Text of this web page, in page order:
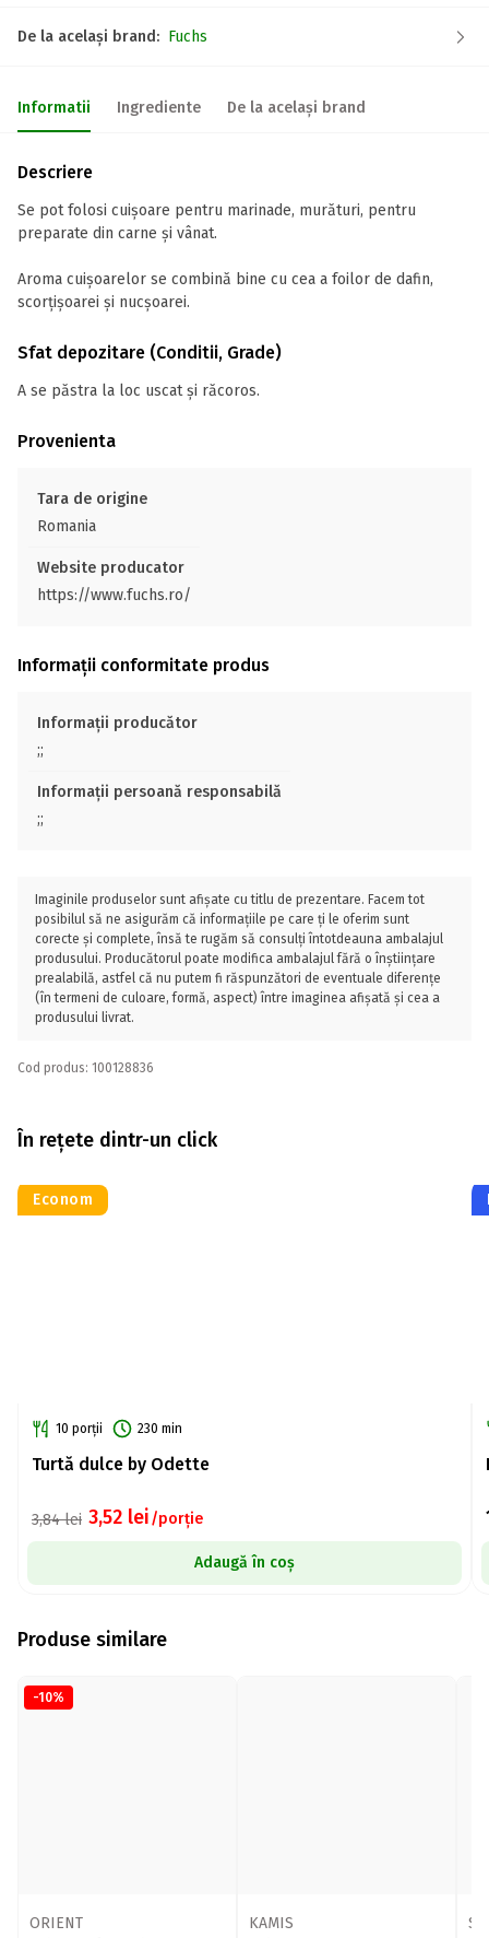
De la același brand: Fuchs
Informatii Ingrediente De la același brand
Descriere
Se pot folosi cuișoare pentru marinade, murături, pentru
preparate din carne și vânat.
Aroma cuișoarelor se combină bine cu cea a foilor de dafin,
scorțișoarei și nucșoarei.
Sfat depozitare (Conditii, Grade)
A se păstra la loc uscat și răcoros.
Provenienta
Tara de origine
Romania
Website producator
https://www.fuchs.ro/
Informații conformitate produs
Informații producător
;;
Informații persoană responsabilă
;;
Imaginile produselor sunt afișate cu titlu de prezentare. Facem tot
posibilul să ne asigurăm că informațiile pe care ți le oferim sunt
corecte și complete, însă te rugăm să consulți întotdeauna ambalajul
produsului. Producătorul poate modifica ambalajul fără o înștiințare
prealabilă, astfel că nu putem fi răspunzători de eventuale diferențe
(în termeni de culoare, formă, aspect) între imaginea afișată și cea a
produsului livrat.
Cod produs: 100128836
În rețete dintr-un click
Econom
10 porții 230 min
Turtă dulce by Odette
3,84lei 3,52 lei/porție
Adaugă în coș
Produse similare
-10%
ORIENT
KAMIS